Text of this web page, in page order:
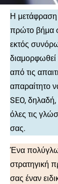
Η μετάφραση
πρώτο βήμα
εκτός
διαμορφωθεί
από τις
απαραίτητο
SEO,
όλες τις
σας.
Ένα
στρατηγική
σας έναν